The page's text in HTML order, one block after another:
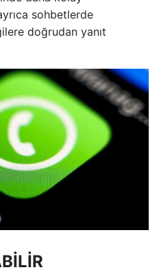
sohbetlerde
doğrudan yanıt